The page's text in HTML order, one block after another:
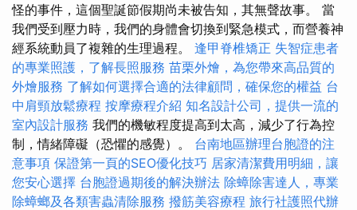
怪的事件，這個聖誕節假期尚未被告知，其無聲故事。 當
我們受到壓力時，我們的身體會切換到緊急模式，而營養神
經系統動員了複雜的生理過程。 逢甲脊椎矯正 失智症患者
的專業照護，了解長照服務 苗栗外燴，為您帶來高品質的
外燴服務 了解如何選擇合適的法律顧問，確保您的權益 台
中肩頸放鬆療程 按摩療程介紹 知名設計公司，提供一流的
室內設計服務 我們的機敏程度提高到太高，減少了行為控
制，情緒障礙（恐懼的感覺）。 台南地區辦理台胞證的注
意事項 保證第一頁的SEO優化技巧 居家清潔費用明細，讓
您安心選擇 台胞證過期後的解決辦法 除蟑除害達人，專業
除蟑螂及各類害蟲清除服務 撥筋美容療程 旅行社護照代辦